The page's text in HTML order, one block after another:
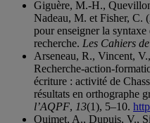
Giguère, M.-H.,
Nadeau, M. et Fisher, C.
pour enseigner la
recherche. Les Cahiers
Arseneau, R., Vincent,
Recherche-action-
écriture : activité de
résultats en orthographe
l’AQPF, 13(1), 5–10.
Ouimet, A., Dupuis, V.,